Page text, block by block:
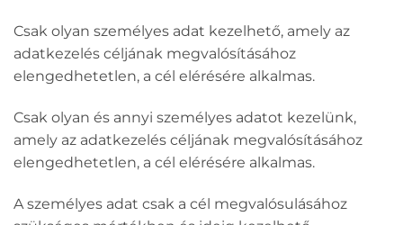
Csak olyan személyes adat kezelhető, amely az
adatkezelés céljának megvalósításához
elengedhetetlen, a cél elérésére alkalmas.
Csak olyan és annyi személyes adatot kezelünk,
amely az adatkezelés céljának megvalósításához
elengedhetetlen, a cél elérésére alkalmas.
A személyes adat csak a cél megvalósulásához